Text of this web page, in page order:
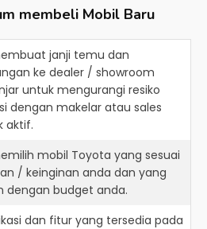
membeli Mobil Baru
janji temu dan
ke dealer / showroom
untuk mengurangi resiko
dengan makelar atau sales
aktif.
mobil Toyota yang sesuai
/ keinginan anda dan yang
dengan budget anda.
dan fitur yang tersedia pada